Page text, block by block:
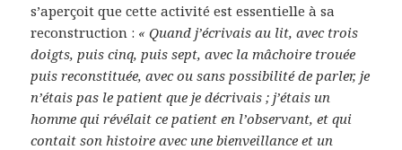
s’aperçoit que cette activité est essentielle à sa
reconstruction : « Quand j’écrivais au lit, avec trois
doigts, puis cinq, puis sept, avec la mâchoire trouée
puis reconstituée, avec ou sans possibilité de parler, je
n’étais pas le patient que je décrivais ; j’étais un
homme qui révélait ce patient en l’observant, et qui
contait son histoire avec une bienveillance et un